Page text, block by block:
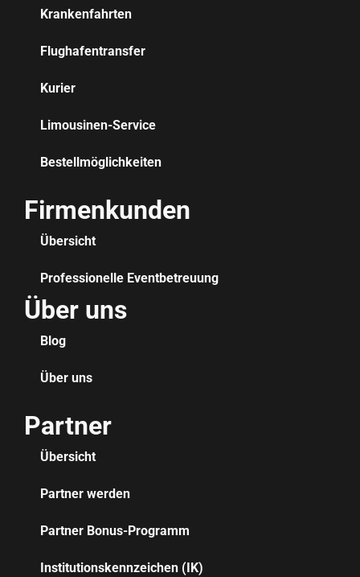
Krankenfahrten
Flughafentransfer
Kurier
Limousinen-Service
Bestellmöglichkeiten
Firmenkunden
Übersicht
Professionelle Eventbetreuung
Über uns
Blog
Über uns
Partner
Übersicht
Partner werden
Partner Bonus-Programm
Institutionskennzeichen (IK)